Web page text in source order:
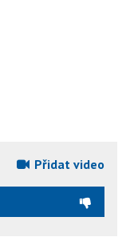
Přidat video